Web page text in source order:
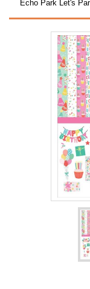
Echo Park Let's